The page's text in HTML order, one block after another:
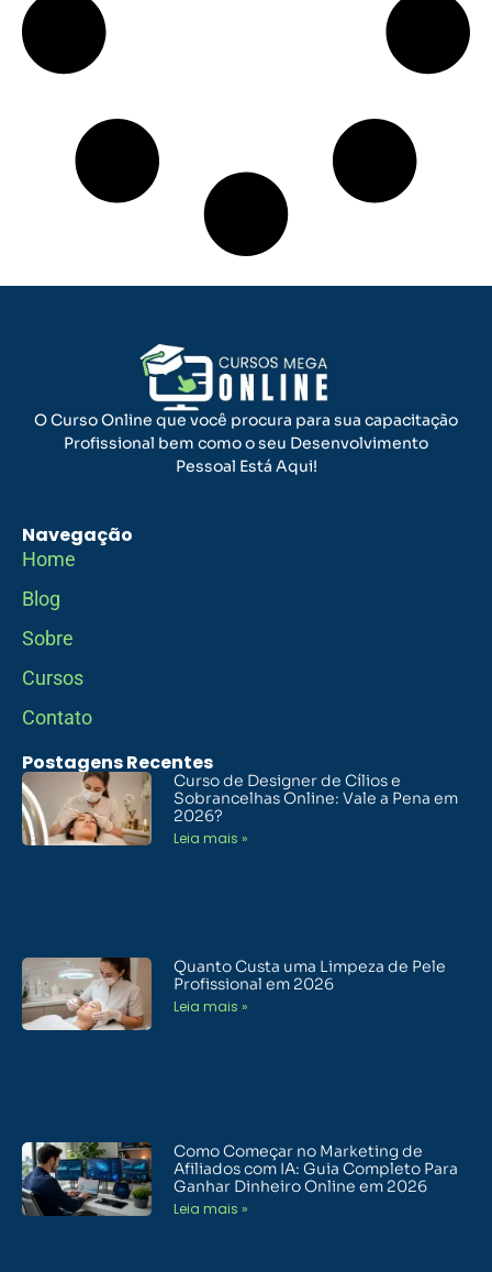
O Curso Online que você procura para sua capacitação
Profissional bem como o seu Desenvolvimento
Pessoal Está Aqui!
Navegação
Home
Blog
Sobre
Cursos
Contato
Postagens Recentes
Curso de Designer de Cílios e
Sobrancelhas Online: Vale a Pena em
2026?
Leia mais »
Quanto Custa uma Limpeza de Pele
Profissional em 2026
Leia mais »
Como Começar no Marketing de
Afiliados com IA: Guia Completo Para
Ganhar Dinheiro Online em 2026
Leia mais »